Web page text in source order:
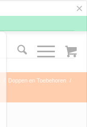
×
Doppen en Toebehoren
/